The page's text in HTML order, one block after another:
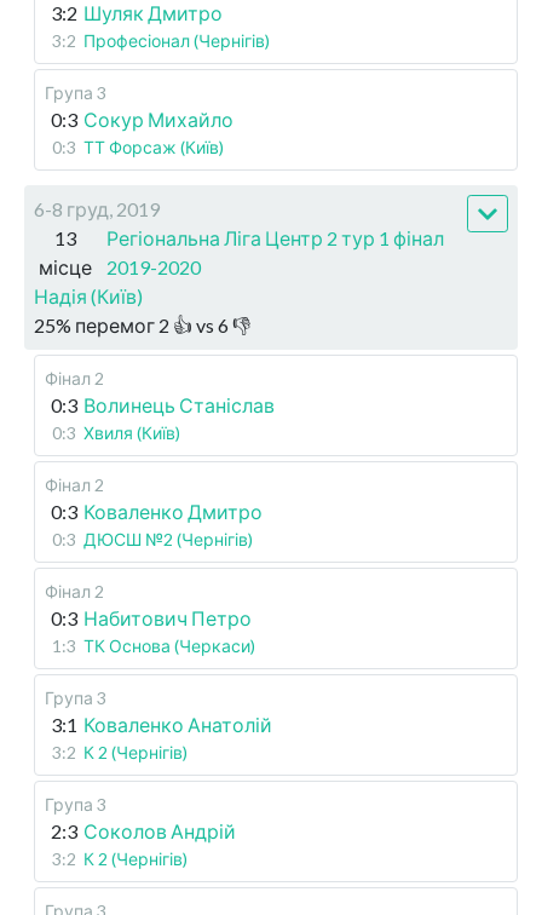
3:2 Шуляк Дмитро
3:2 Професіонал (Чернігів)
Група 3
0:3 Сокур Михайло
0:3 ТТ Форсаж (Київ)
6-8 груд, 2019
13
місце
Регіональна Ліга Центр 2 тур 1 фінал
2019-2020
Надія (Київ)
25% перемог 2 👍 vs 6👎
Фінал 2
0:3 Волинець Станіслав
0:3 Хвиля (Київ)
Фінал 2
0:3 Коваленко Дмитро
0:3 ДЮСШ №2 (Чернігів)
Фінал 2
0:3 Набитович Петро
1:3 ТК Основа (Черкаси)
Група 3
3:1 Коваленко Анатолій
3:2 К 2 (Чернігів)
Група 3
2:3 Соколов Андрій
3:2 К 2 (Чернігів)
Група 3